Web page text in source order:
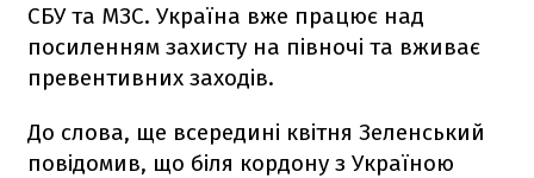
СБУ та МЗС. Україна вже працює над
посиленням захисту на півночі та вживає
превентивних заходів.
До слова, ще всередині квітня Зеленський
повідомив, що біля кордону з Україною